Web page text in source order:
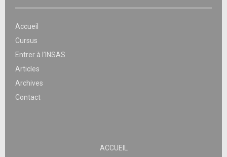
Accueil
Cursus
Entrer à l’INSAS
Articles
Archives
Contact
ACCUEIL